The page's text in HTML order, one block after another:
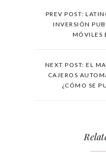
PREV POST:
INVERSIÓN
MÓVILES
NEXT POST: EL
CAJEROS
¿CÓMO SE